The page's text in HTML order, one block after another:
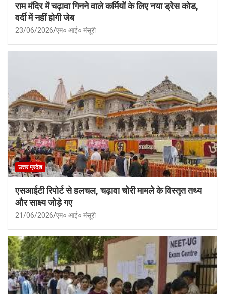
राम मंदिर में चढ़ावा गिनने वाले कर्मियों के लिए नया ड्रेस कोड,
वर्दी में नहीं होगी जेब
23/06/2026 एम० आई० मंसूरी
उत्तर प्रदेश
एसआईटी रिपोर्ट से हलचल, चढ़ावा चोरी मामले के विस्तृत तथ्य
और साक्ष्य जोड़े गए
21/06/2026 एम० आई० मंसूरी